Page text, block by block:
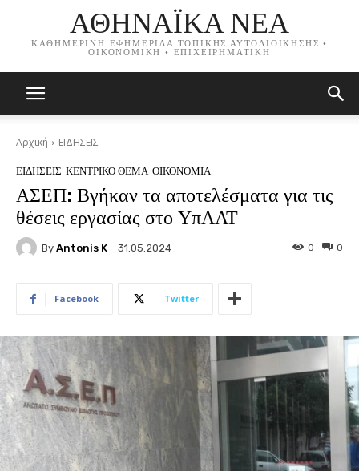
ΑΘΗΝΑΪΚΑ ΝΕΑ
ΚΑΘΗΜΕΡΙΝΗ ΕΦΗΜΕΡΙΔΑ ΤΟΠΙΚΗΣ ΑΥΤΟΔΙΟΙΚΗΣΗΣ •
ΟΙΚΟΝΟΜΙΚΗ • ΕΠΙΧΕΙΡΗΜΑΤΙΚΗ
Αρχική ΕΙΔΗΣΕΙΣ
ΕΙΔΗΣΕΙΣ ΚΕΝΤΡΙΚΟ ΘΕΜΑ ΟΙΚΟΝΟΜΙΑ
ΑΣΕΠ: Βγήκαν τα αποτελέσματα για τις
θέσεις εργασίας στο ΥπΑΑΤ
By Antonis K 31.05.2024 0
0
Facebook Twitter